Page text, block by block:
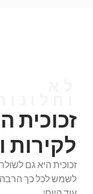
זכוכית
לקירות
זכוכית היא גם
לשמש לכל כך הרבה